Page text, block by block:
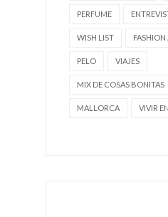
PERFUME
WISH LIST FASHION
PELO VIAJES
MIX DE COSAS BONITAS
MALLORCA VIVIR